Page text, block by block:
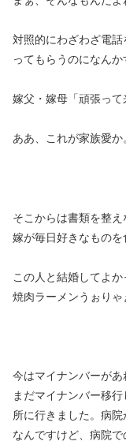
対照的にわざわざ電
ってもらうのになんか
嫁父・嫁母「頑張って
ああ、これが家族愛か
そこからは書類を整
嫁が毎日好きなものを
この人と結婚してよ
焼肉ラーメンうぉりゃ
今はマイナンバーが
まだマイナンバー移
所に行きました。病
なんですけど、病院